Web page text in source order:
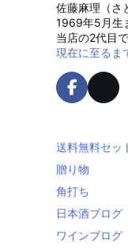
佐藤麻理（さ
1969年5月生
当店の2代目で
現在に至るま
送料無料セッ
贈り物
角打ち
日本酒ブログ
ワインブログ